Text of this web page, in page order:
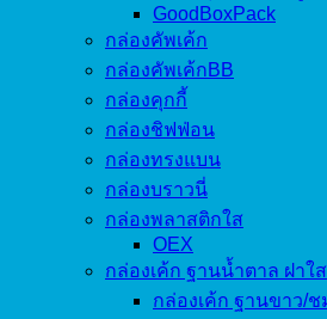
GoodBoxPack
กล่องคัพเค้ก
กล่องคัพเค้กBB
กล่องคุกกี้
กล่องชิฟฟ่อน
กล่องทรงแบน
กล่องบราวนี่
กล่องพลาสติกใส
OEX
กล่องเค้ก ฐานน้ำตาล ฝาใส
กล่องเค้ก ฐานขาว/